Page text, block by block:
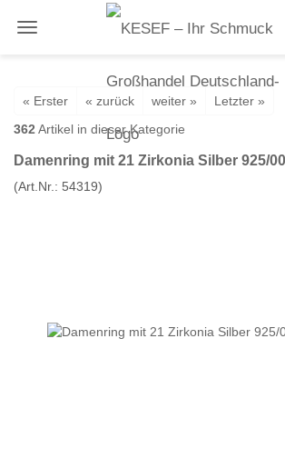
« Erster « zurück weiter »
Letzter »
362 Artikel in dieser Kategorie
Damenring mit 21 Zirkonia Silber 925/
(Art.Nr.: 54319)